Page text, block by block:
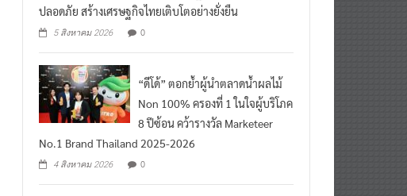
ปลอดภัย สร้างเศรษฐกิจไทยเติบโตอย่างยั่งยืน
5 สิงหาคม 2026 0
“ดีโด้” ตอกย้ำผู้นำตลาดน้ำผลไม้
Non 100% ครองที่ 1 ในใจผู้บริโภค
8 ปีซ้อน คว้ารางวัล Marketeer
No.1 Brand Thailand 2025-2026
4 สิงหาคม 2026 0